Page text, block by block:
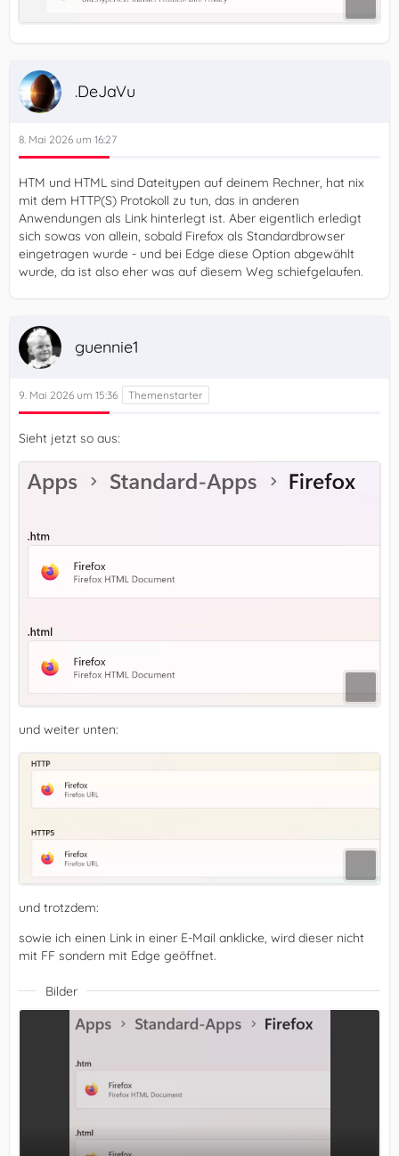
.DeJaVu
8. Mai 2026 um 16:27
HTM und HTML sind Dateitypen auf deinem Rechner, hat nix
mit dem HTTP(S) Protokoll zu tun, das in anderen
Anwendungen als Link hinterlegt ist. Aber eigentlich erledigt
sich sowas von allein, sobald Firefox als Standardbrowser
eingetragen wurde - und bei Edge diese Option abgewählt
wurde, da ist also eher was auf diesem Weg schiefgelaufen.
guennie1
9. Mai 2026 um 15:36
Sieht jetzt so aus:
und weiter unten:
und trotzdem:
sowie ich einen Link in einer E-Mail anklicke, wird dieser nicht
mit FF sondern mit Edge geöffnet.
Bilder